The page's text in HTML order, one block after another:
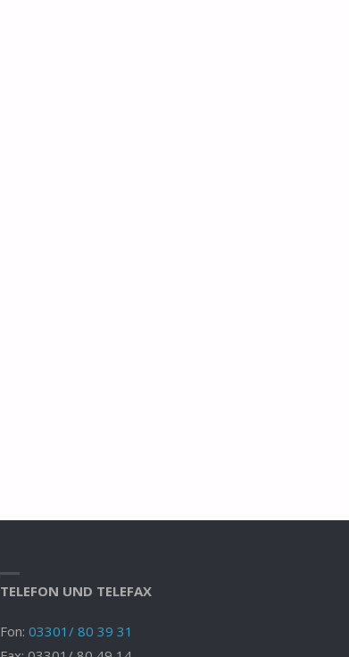
TELEFON UND TELEFAX
Fon: 03301/ 80 39 31